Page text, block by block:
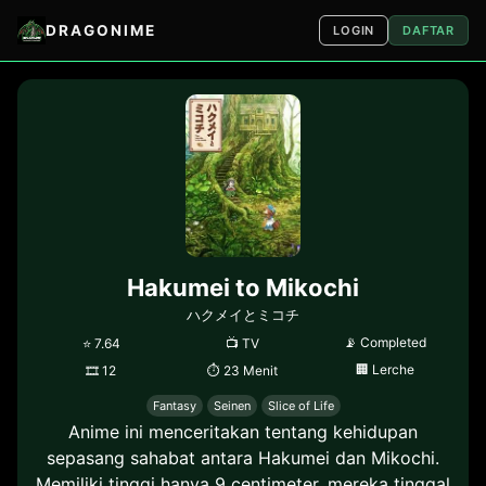
DRAGONIME LOGIN DAFTAR
Hakumei to Mikochi
ハクメイとミコチ
⭐ 7.64 📺TV 📡 Completed
🎞12 ⏱ 23 Menit 🏢 Lerche
Fantasy Seinen Slice of Life
Anime ini menceritakan tentang kehidupan
sepasang sahabat antara Hakumei dan Mikochi.